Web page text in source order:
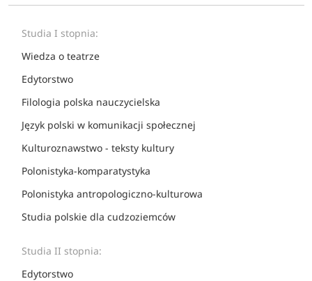
Studia I stopnia:
Wiedza o teatrze
Edytorstwo
Filologia polska nauczycielska
Język polski w komunikacji społecznej
Kulturoznawstwo - teksty kultury
Polonistyka-komparatystyka
Polonistyka antropologiczno-kulturowa
Studia polskie dla cudzoziemców
Studia II stopnia:
Edytorstwo